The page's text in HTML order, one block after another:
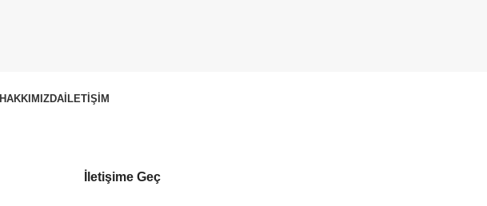
HAKKIMIZDA İLETIŞIM
İletişime Geç